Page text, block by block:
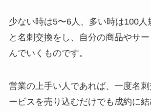
少ない時は5〜6人、多い時は100人
と名刺交換をし、自分の商品やサ
んでいくものです。
営業の上手い人であれば、一度名
ービスを売り込むだけでも成約に